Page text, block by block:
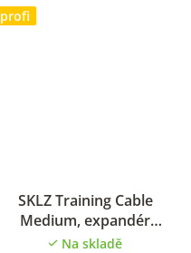
profi
SKLZ Training Cable
Medium, expandér
červený
Na skladě